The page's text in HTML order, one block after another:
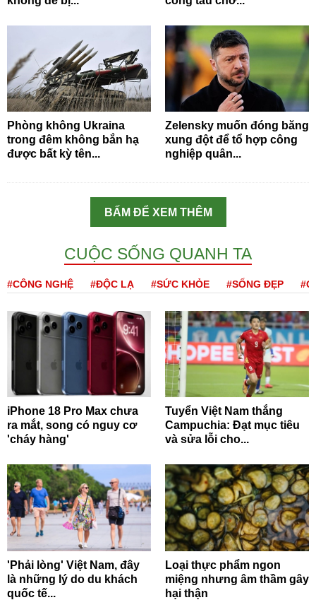
Phòng không Ukraina
trong đêm không bắn hạ
được bất kỳ tên...
Zelensky muốn đóng băng
xung đột để tổ hợp công
nghiệp quân...
BẤM ĐỂ XEM THÊM
CUỘC SỐNG QUANH TA
#CÔNG NGHỆ #ĐỘC LẠ #SỨC KHỎE #SỐNG ĐẸP
iPhone 18 Pro Max chưa
ra mắt, song có nguy cơ
'cháy hàng'
Tuyển Việt Nam thắng
Campuchia: Đạt mục tiêu
và sửa lỗi cho...
'Phải lòng' Việt Nam, đây
là những lý do du khách
quốc tế...
Loại thực phẩm ngon
miệng nhưng âm thầm gây
hại thận